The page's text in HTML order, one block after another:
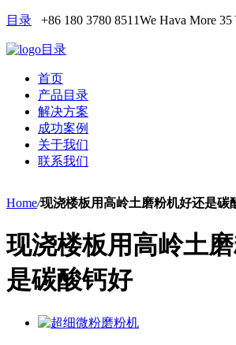
目录 +86 180 3780 8511We Hava More 35
目录
首页
产品目录
解决方案
成功案例
关于我们
联系我们
Home/现浇楼板用高岭土磨粉机好还是碳
现浇楼板用高岭土
是碳酸钙好